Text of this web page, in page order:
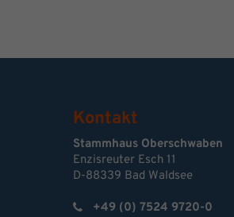
Kontakt
Stammhaus Oberschwaben
Enzisreuter Esch 11
D-88339 Bad Waldsee
+49 (0) 7524 9720-0